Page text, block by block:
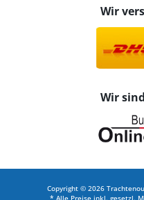
Wir
Wir
Copyright © 2026